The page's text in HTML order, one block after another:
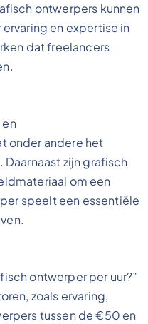
ontwerpers kunnen
en expertise in
dat freelancers
onder andere het
zijn grafisch
om een
speelt een essentiële
ontwerper per uur?”
zoals ervaring,
tussen de €50 en